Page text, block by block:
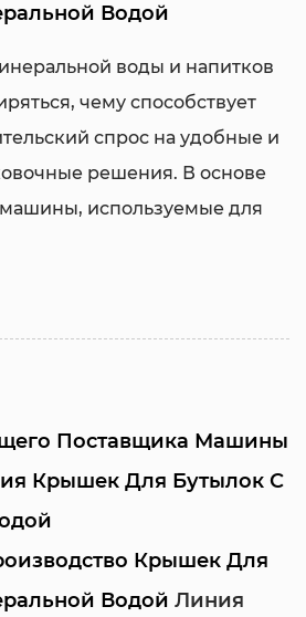
Водой
воды и напитков
чему способствует
спрос на удобные и
решения. В основе
машины, используемые для
Поставщика Машины
Крышек Для Бутылок С
Крышек Для
Водой Линия